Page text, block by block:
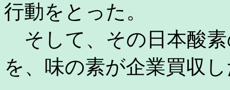
行動をとった。
そして、その日本酸
を、味の素が企業買収